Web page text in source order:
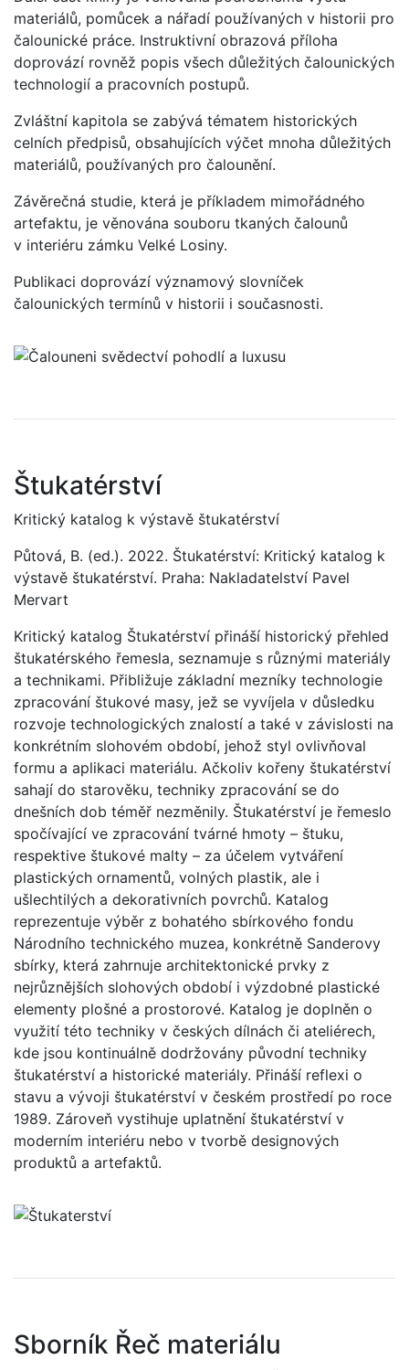
materiálů, pomůcek a nářadí používaných v historii pro
čalounické práce. Instruktivní obrazová příloha
doprovází rovněž popis všech důležitých čalounických
technologií a pracovních postupů.
Zvláštní kapitola se zabývá tématem historických
celních předpisů, obsahujících výčet mnoha důležitých
materiálů, používaných pro čalounění.
Závěrečná studie, která je příkladem mimořádného
artefaktu, je věnována souboru tkaných čalounů
v interiéru zámku Velké Losiny.
Publikaci doprovází významový slovníček
čalounických termínů v historii i současnosti.
Štukatérství
Kritický katalog k výstavě štukatérství
Půtová, B. (ed.). 2022. Štukatérství: Kritický katalog k
výstavě štukatérství. Praha: Nakladatelství Pavel
Mervart
Kritický katalog Štukatérství přináší historický přehled
štukatérského řemesla, seznamuje s různými materiály
a technikami. Přibližuje základní mezníky technologie
zpracování štukové masy, jež se vyvíjela v důsledku
rozvoje technologických znalostí a také v závislosti na
konkrétním slohovém období, jehož styl ovlivňoval
formu a aplikaci materiálu. Ačkoliv kořeny štukatérství
sahají do starověku, techniky zpracování se do
dnešních dob téměř nezměnily. Štukatérství je řemeslo
spočívající ve zpracování tvárné hmoty – štuku,
respektive štukové malty – za účelem vytváření
plastických ornamentů, volných plastik, ale i
ušlechtilých a dekorativních povrchů. Katalog
reprezentuje výběr z bohatého sbírkového fondu
Národního technického muzea, konkrétně Sanderovy
sbírky, která zahrnuje architektonické prvky z
nejrůznějších slohových období i výzdobné plastické
elementy plošné a prostorové. Katalog je doplněn o
využití této techniky v českých dílnách či ateliérech,
kde jsou kontinuálně dodržovány původní techniky
štukatérství a historické materiály. Přináší reflexi o
stavu a vývoji štukatérství v českém prostředí po roce
1989. Zároveň vystihuje uplatnění štukatérství v
moderním interiéru nebo v tvorbě designových
produktů a artefaktů.
Sborník Řeč materiálu